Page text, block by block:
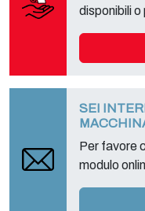
disponibili
SEI
Per favore
modulo